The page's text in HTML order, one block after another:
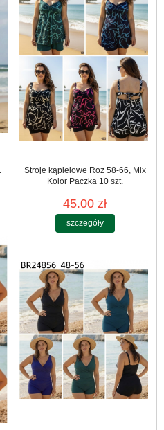
Stroje kąpielowe Roz 58-66, Mix
Kolor Paczka 10 szt.
45.00 zł
szczegóły